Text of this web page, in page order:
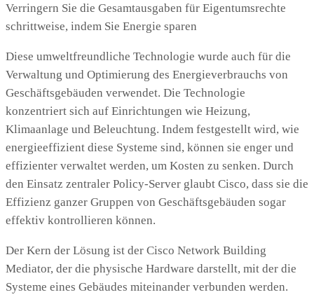
Verringern Sie die Gesamtausgaben für Eigentumsrechte
schrittweise, indem Sie Energie sparen
Diese umweltfreundliche Technologie wurde auch für die
Verwaltung und Optimierung des Energieverbrauchs von
Geschäftsgebäuden verwendet. Die Technologie
konzentriert sich auf Einrichtungen wie Heizung,
Klimaanlage und Beleuchtung. Indem festgestellt wird, wie
energieeffizient diese Systeme sind, können sie enger und
effizienter verwaltet werden, um Kosten zu senken. Durch
den Einsatz zentraler Policy-Server glaubt Cisco, dass sie die
Effizienz ganzer Gruppen von Geschäftsgebäuden sogar
effektiv kontrollieren können.
Der Kern der Lösung ist der Cisco Network Building
Mediator, der die physische Hardware darstellt, mit der die
Systeme eines Gebäudes miteinander verbunden werden.